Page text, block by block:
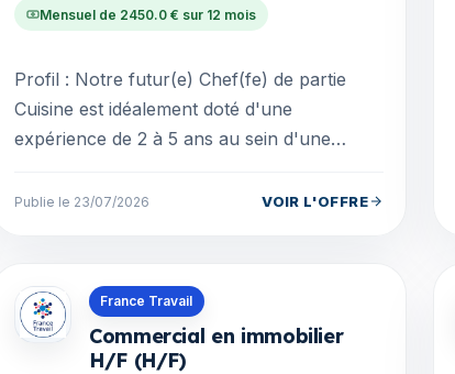
Mensuel de 2450.0 € sur 12 mois
Profil : Notre futur(e) Chef(fe) de partie
Cuisine est idéalement doté d'une
expérience de 2 à 5 ans au sein d'une
techniques culinaires de l...
Publie le 23/07/2026 VOIR L'OFFRE
France Travail
Commercial en immobilier
H/F (H/F)
Offres en La Réunion